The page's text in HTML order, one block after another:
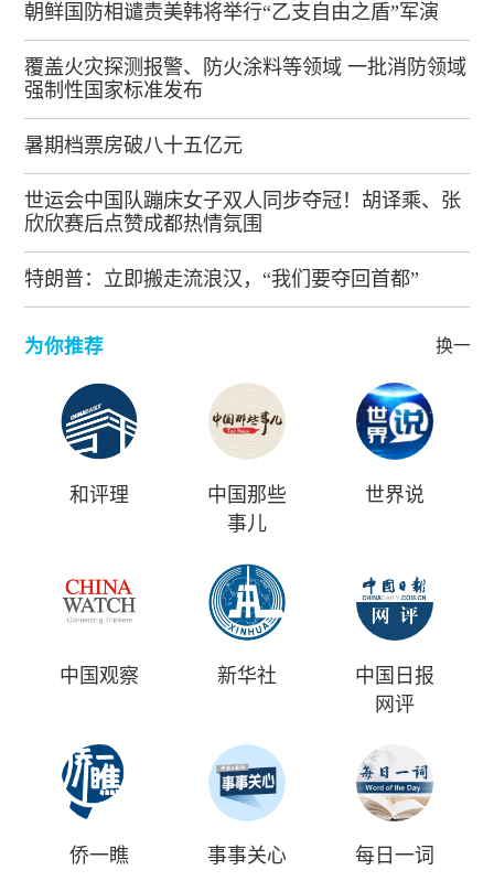
朝鲜国防相谴责美韩将举行“乙支自由之盾”军演
覆盖火灾探测报警、防火涂料等领域 一批消防领域
强制性国家标准发布
暑期档票房破八十五亿元
世运会中国队蹦床女子双人同步夺冠！胡译乘、张
欣欣赛后点赞成都热情氛围
特朗普：立即搬走流浪汉，“我们要夺回首都”
为你推荐 换一批
和评理
中国那些
事儿
世界说
中国观察 新华社
中国日报
网评
侨一瞧 事事关心 每日一词